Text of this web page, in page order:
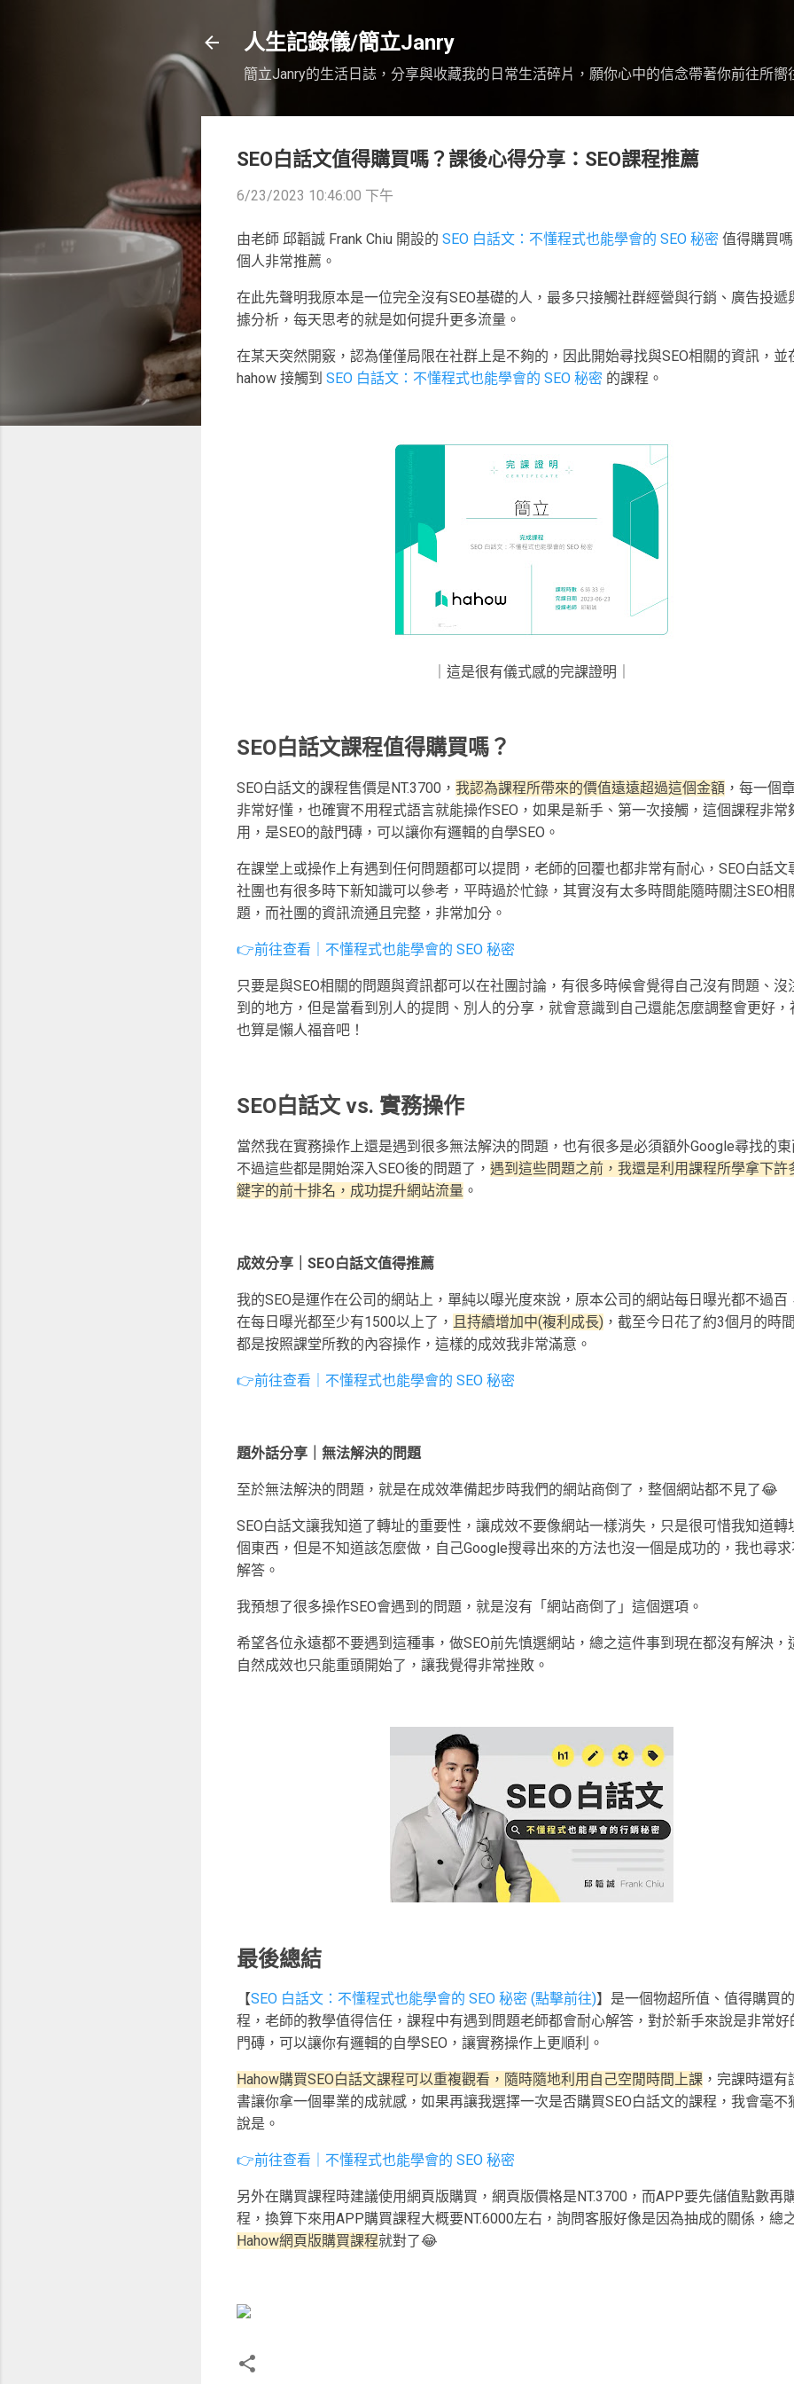
人生記錄儀/簡立Janry
簡立Janry的生活日誌，分享與收藏我的日常生活碎片，願你心中的信念帶著你前往所嚮
SEO白話文值得購買嗎？課後心得分享：SEO課程推薦
6/23/2023 10:46:00 下午
由老師 邱韜誠 Frank Chiu 開設的 SEO 白話文：不懂程式也能學會的 SEO 秘密 值得購買
個人非常推薦。
在此先聲明我原本是一位完全沒有SEO基礎的人，最多只接觸社群經營與行銷、廣告投遞
據分析，每天思考的就是如何提升更多流量。
在某天突然開竅，認為僅僅局限在社群上是不夠的，因此開始尋找與SEO相關的資訊，並
hahow 接觸到 SEO 白話文：不懂程式也能學會的 SEO 秘密 的課程。
｜這是很有儀式感的完課證明｜
SEO白話文課程值得購買嗎？
SEO白話文的課程售價是NT.3700， 我認為課程所帶來的價值遠遠超過這個金額 ，每一個
非常好懂，也確實不用程式語言就能操作SEO，如果是新手、第一次接觸，這個課程非常
用，是SEO的敲門磚，可以讓你有邏輯的自學SEO。
在課堂上或操作上有遇到任何問題都可以提問，老師的回覆也都非常有耐心，SEO白話文
社團也有很多時下新知識可以參考，平時過於忙錄，其實沒有太多時間能隨時關注SEO相
題，而社團的資訊流通且完整，非常加分。
👉前往查看｜不懂程式也能學會的 SEO 秘密
只要是與SEO相關的問題與資訊都可以在社團討論，有很多時候會覺得自己沒有問題、沒
到的地方，但是當看到別人的提問、別人的分享，就會意識到自己還能怎麼調整會更好，
也算是懶人福音吧！
SEO白話文 vs. 實務操作
當然我在實務操作上還是遇到很多無法解決的問題，也有很多是必須額外Google尋找的
不過這些都是開始深入SEO後的問題了， 遇到這些問題之前，我還是利用課程所學拿下許
鍵字的前十排名，成功提升網站流量 。
成效分享｜SEO白話文值得推薦
我的SEO是運作在公司的網站上，單純以曝光度來說，原本公司的網站每日曝光都不過百
在每日曝光都至少有1500以上了， 且持續增加中(複利成長) ，截至今日花了約3個月的時
都是按照課堂所教的內容操作，這樣的成效我非常滿意。
👉前往查看｜不懂程式也能學會的 SEO 秘密
題外話分享｜無法解決的問題
至於無法解決的問題，就是在成效準備起步時我們的網站商倒了，整個網站都不見了😂
SEO白話文讓我知道了轉址的重要性，讓成效不要像網站一樣消失，只是很可惜我知道轉
個東西，但是不知道該怎麼做，自己Google搜尋出來的方法也沒一個是成功的，我也尋
解答。
我預想了很多操作SEO會遇到的問題，就是沒有「網站商倒了」這個選項。
希望各位永遠都不要遇到這種事，做SEO前先慎選網站，總之這件事到現在都沒有解決，
自然成效也只能重頭開始了，讓我覺得非常挫敗。
最後總結
【SEO 白話文：不懂程式也能學會的 SEO 秘密 (點擊前往)】是一個物超所值、值得購買
程，老師的教學值得信任，課程中有遇到問題老師都會耐心解答，對於新手來說是非常好
門磚，可以讓你有邏輯的自學SEO，讓實務操作上更順利。
Hahow購買SEO白話文課程可以重複觀看，隨時隨地利用自己空閒時間上課 ，完課時還有
書讓你拿一個畢業的成就感，如果再讓我選擇一次是否購買SEO白話文的課程，我會毫不
說是。
👉前往查看｜不懂程式也能學會的 SEO 秘密
另外在購買課程時建議使用網頁版購買，網頁版價格是NT.3700，而APP要先儲值點數再
程，換算下來用APP購買課程大概要NT.6000左右，詢問客服好像是因為抽成的關係，總
Hahow網頁版購買課程就對了😂